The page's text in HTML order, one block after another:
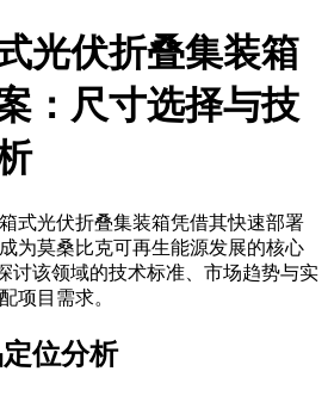
光伏折叠集装箱
：尺寸选择与技
式光伏折叠集装箱凭借其快速部署
为莫桑比克可再生能源发展的核心
讨该领域的技术标准、市场趋势与实
项目需求。
位分析